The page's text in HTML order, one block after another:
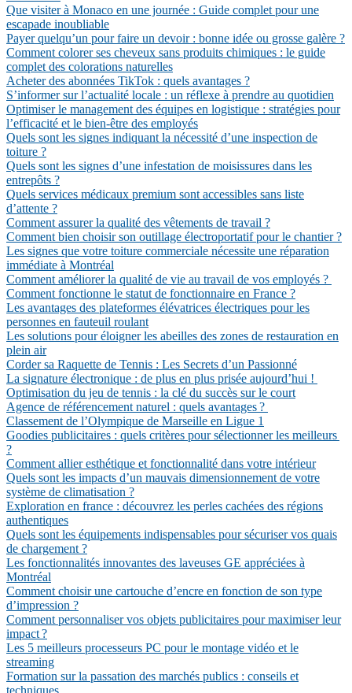
Que visiter à Monaco en une journée : Guide complet pour une
escapade inoubliable
Payer quelqu’un pour faire un devoir : bonne idée ou grosse galère ?
Comment colorer ses cheveux sans produits chimiques : le guide
complet des colorations naturelles
Acheter des abonnées TikTok : quels avantages ?
S’informer sur l’actualité locale : un réflexe à prendre au quotidien
Optimiser le management des équipes en logistique : stratégies pour
l’efficacité et le bien-être des employés
Quels sont les signes indiquant la nécessité d’une inspection de
toiture ?
Quels sont les signes d’une infestation de moisissures dans les
entrepôts ?
Quels services médicaux premium sont accessibles sans liste
d’attente ?
Comment assurer la qualité des vêtements de travail ?
Comment bien choisir son outillage électroportatif pour le chantier ?
Les signes que votre toiture commerciale nécessite une réparation
immédiate à Montréal
Comment améliorer la qualité de vie au travail de vos employés ?
Comment fonctionne le statut de fonctionnaire en France ?
Les avantages des plateformes élévatrices électriques pour les
personnes en fauteuil roulant
Les solutions pour éloigner les abeilles des zones de restauration en
plein air
Corder sa Raquette de Tennis : Les Secrets d’un Passionné
La signature électronique : de plus en plus prisée aujourd’hui !
Optimisation du jeu de tennis : la clé du succès sur le court
Agence de référencement naturel : quels avantages ?
Classement de l’Olympique de Marseille en Ligue 1
Goodies publicitaires : quels critères pour sélectionner les meilleurs
?
Comment allier esthétique et fonctionnalité dans votre intérieur
Quels sont les impacts d’un mauvais dimensionnement de votre
système de climatisation ?
Exploration en france : découvrez les perles cachées des régions
authentiques
Quels sont les équipements indispensables pour sécuriser vos quais
de chargement ?
Les fonctionnalités innovantes des laveuses GE appréciées à
Montréal
Comment choisir une cartouche d’encre en fonction de son type
d’impression ?
Comment personnaliser vos objets publicitaires pour maximiser leur
impact ?
Les 5 meilleurs processeurs PC pour le montage vidéo et le
streaming
Formation sur la passation des marchés publics : conseils et
techniques